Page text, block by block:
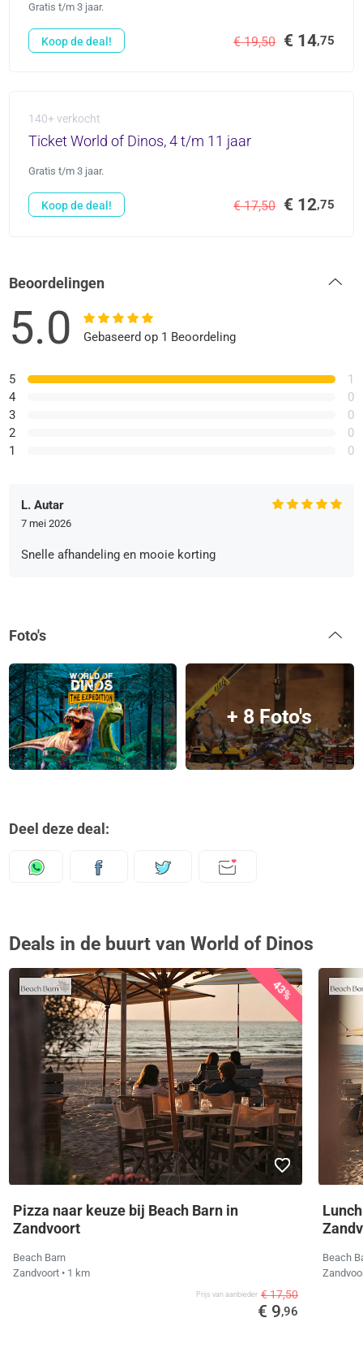
Gratis t/m 3 jaar.
€ 19,50 € 14,75
Koop de deal!
140+ verkocht
Ticket World of Dinos, 4 t/m 11 jaar
Gratis t/m 3 jaar.
€ 17,50 € 12,75
Koop de deal!
Beoordelingen
5.0 Gebaseerd op 1 Beoordeling
5
4
3
2
1
1
0
0
0
0
L. Autar
7 mei 2026
Snelle afhandeling en mooie korting
Foto's
+ 8 Foto's
Deel deze deal:
Deals in de buurt van World of Dinos
43%
Pizza naar keuze bij Beach Barn in
Zandvoort
Beach Barn
Zandvoort • 1 km
Prijs van aanbieder € 17,50
€ 9,96
Beach